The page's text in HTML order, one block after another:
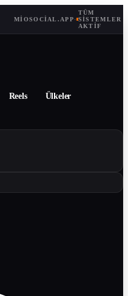
MIOSOCIAL.APP·
TÜM
SISTEMLER
AKTIF
Reels Ülkeler